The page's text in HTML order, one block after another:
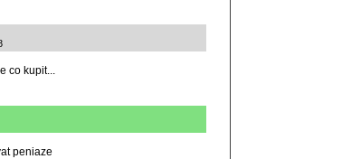
co kupit...
peniaze